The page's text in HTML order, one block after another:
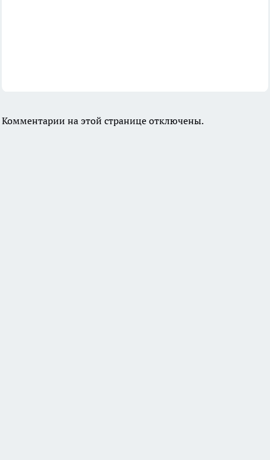
Комментарии на этой странице отключены.